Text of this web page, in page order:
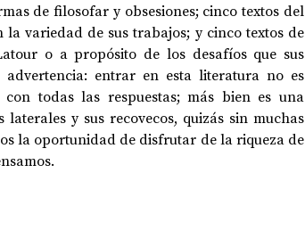
de filosofar y obsesiones; cinco textos del
variedad de sus trabajos; y cinco textos de
o a propósito de los desafíos que sus
entrar en esta literatura no es
todas las respuestas; más bien es una
y sus recovecos, quizás sin muchas
la oportunidad de disfrutar de la riqueza de